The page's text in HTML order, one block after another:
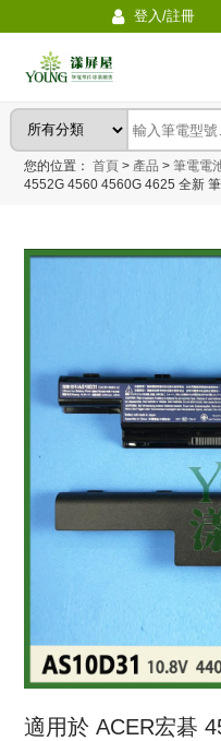
登入/註冊
您的位置：首頁 > 產品 > 筆電電
4552G 4560 4560G 4625 全新
適用於 ACER宏碁